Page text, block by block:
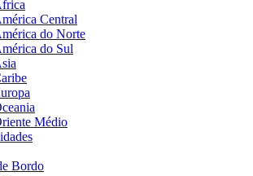
Central
do Norte
do Sul
Médio
Bordo